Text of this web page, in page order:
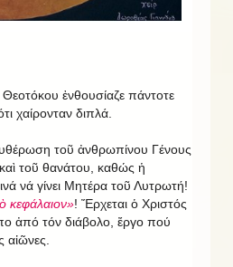
ἐνθουσίαζε πάντοτε
χαίρονταν διπλά.
τοῦ ἀνθρωπίνου Γένους
τοῦ θανάτου, καθώς ἡ
νά γίνει Μητέρα τοῦ Λυτρωτή!
κεφάλαιον»! Ἔρχεται ὁ Χριστός
ἀπό τόν διάβολο, ἔργο πού
αἰῶνες.